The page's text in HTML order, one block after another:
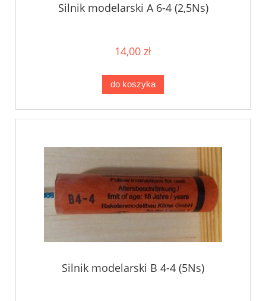
Silnik modelarski A 6-4 (2,5Ns)
14,00 zł
do koszyka
Silnik modelarski B 4-4 (5Ns)